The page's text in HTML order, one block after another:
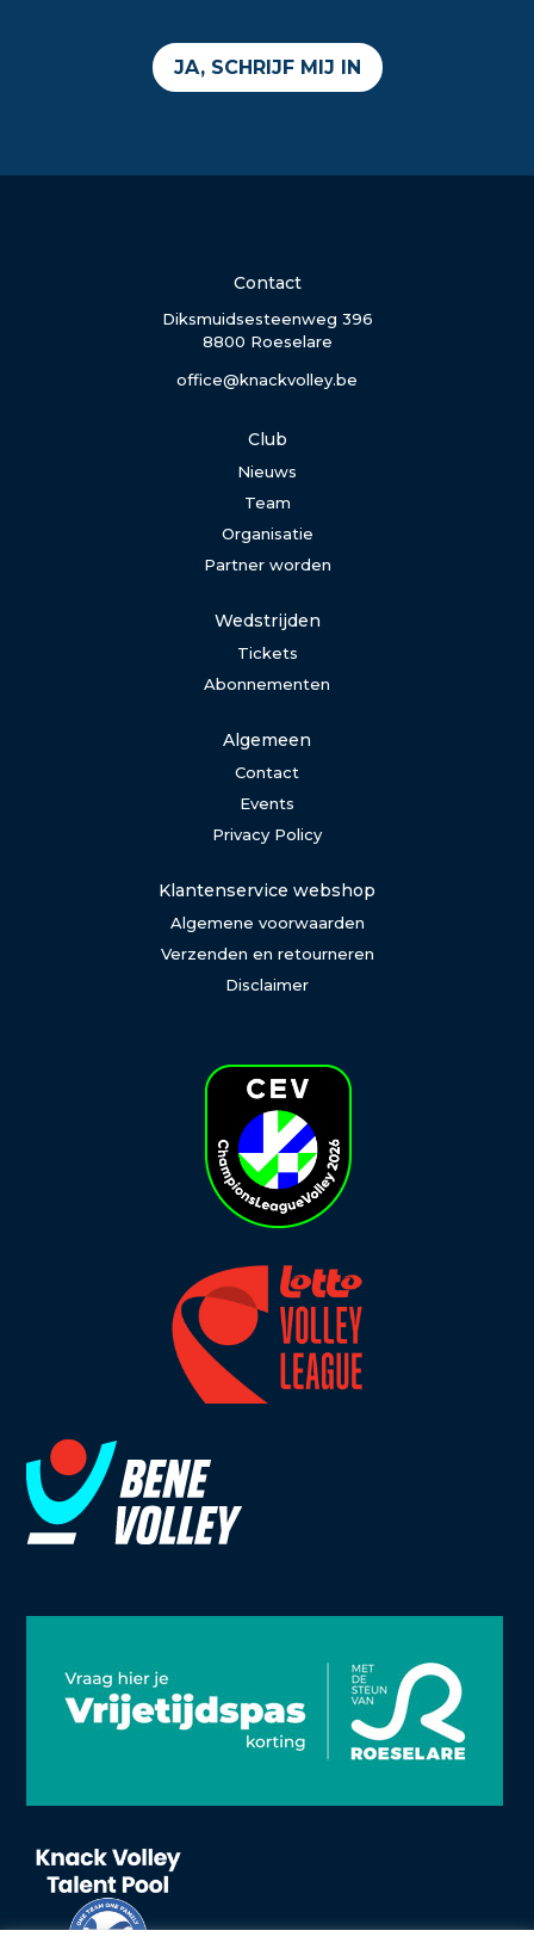
JA, SCHRIJF MIJ IN
Contact
Diksmuidsesteenweg 396
8800 Roeselare
office@knackvolley.be
Club
Nieuws
Team
Organisatie
Partner worden
Wedstrijden
Tickets
Abonnementen
Algemeen
Contact
Events
Privacy Policy
Klantenservice webshop
Algemene voorwaarden
Verzenden en retourneren
Disclaimer